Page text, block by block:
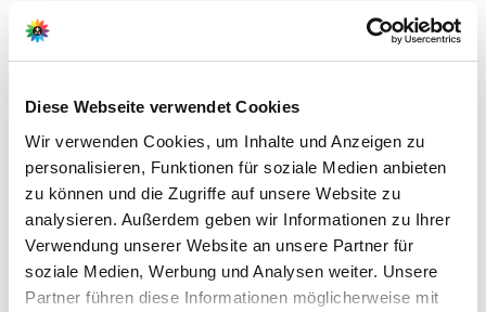
Diese Webseite verwendet Cookies
Wir verwenden Cookies, um Inhalte und Anzeigen zu
personalisieren, Funktionen für soziale Medien anbieten
zu können und die Zugriffe auf unsere Website zu
analysieren. Außerdem geben wir Informationen zu Ihrer
Verwendung unserer Website an unsere Partner für
soziale Medien, Werbung und Analysen weiter. Unsere
Partner führen diese Informationen möglicherweise mit
Hersteller/Importeur
Ahrens+Sieberz GmbH &
Co KG
Hauptstr. 440
53721 Siegburg
E-Mail: info@as-garten.de
Webseite: https://www.as-